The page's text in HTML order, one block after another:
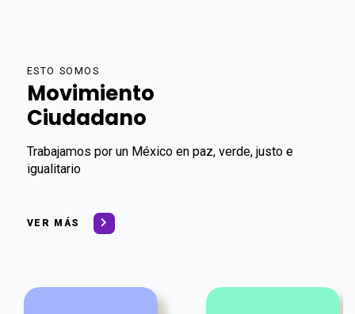
ESTO SOMOS
Movimiento
Ciudadano
Trabajamos por un México en paz, verde, justo e
igualitario
VER MÁS